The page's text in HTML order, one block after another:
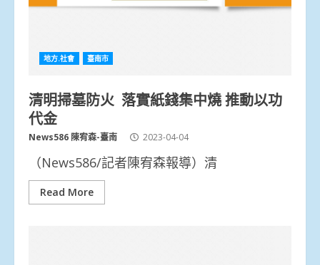
地方.社會 臺南市
清明掃墓防火 落實紙錢集中燒 推動以功
代金
News586 陳宥森-臺南 2023-04-04
（News586/記者陳宥森報導）清
Read More